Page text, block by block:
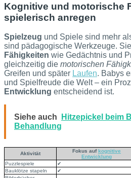
Kognitive und motorische
spielerisch anregen
Spielzeug und Spiele sind mehr
sind pädagogische Werkzeuge.
Fähigkeiten wie Gedächtnis und
gleichzeitig die motorischen
Greifen und später Laufen. Babys
und Spielfreude die Welt – ein
Entwicklung entscheidend ist.
Siehe auch
Hitzepickel beim
Behandlung
Aktivität Fokus auf kognitive
Entwicklung
Puzzlespiele
✔
Bauklötze stapeln
✔